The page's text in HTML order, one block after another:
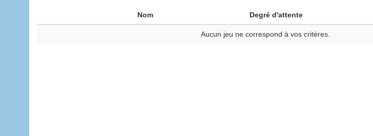
Nom Degré d'attente
Aucun jeu ne correspond à vos critères.